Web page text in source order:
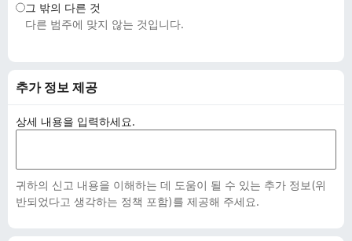
그 밖의 다른 것
다른 범주에 맞지 않는 것입니다.
추가 정보 제공
상세 내용을 입력하세요.
귀하의 신고 내용을 이해하는 데 도움이 될 수 있는 추가 정보(위
반되었다고 생각하는 정책 포함)를 제공해 주세요.